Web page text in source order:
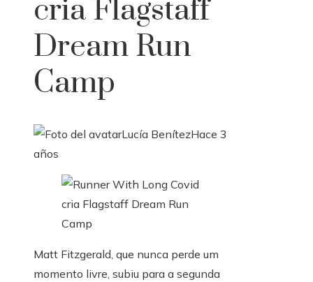
cria Flagstaff
Dream Run
Camp
Lucía BenítezHace 3
años
Matt Fitzgerald, que nunca perde um
momento livre, subiu para a segunda